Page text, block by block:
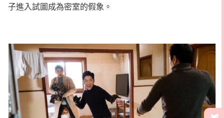
子進入試圖成為密室的假象。